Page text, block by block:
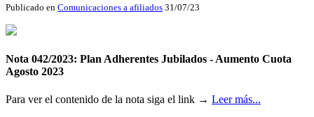
Publicado en Comunicaciones a afiliados 31/07/23
Nota 042/2023: Plan Adherentes Jubilados - Aumento Cuota
Agosto 2023
Para ver el contenido de la nota siga el link → Leer más...